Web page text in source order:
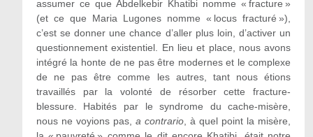
assumer ce que Abdelkebir Khatibi nomme « fracture »
(et ce que Maria Lugones nomme « locus fracturé »),
c’est se donner une chance d’aller plus loin, d’activer un
questionnement existentiel. En lieu et place, nous avons
intégré la honte de ne pas être modernes et le complexe
de ne pas être comme les autres, tant nous étions
travaillés par la volonté de résorber cette fracture-
blessure. Habités par le syndrome du cache-misère,
nous ne voyions pas,a contrario, à quel point la misère,